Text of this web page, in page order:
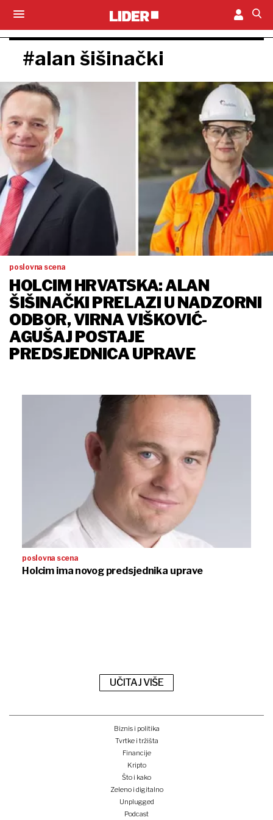
#alan šišinački
poslovna scena
HOLCIM HRVATSKA: ALAN
ŠIŠINAČKI PRELAZI U NADZORNI
ODBOR, VIRNA VIŠKOVIĆ-
AGUŠAJ POSTAJE
PREDSJEDNICA UPRAVE
poslovna scena
Holcim ima novog predsjednika uprave
UČITAJ VIŠE
Biznis i politika
Tvrtke i tržišta
Financije
Kripto
Što i kako
Zeleno i digitalno
Unplugged
Podcast